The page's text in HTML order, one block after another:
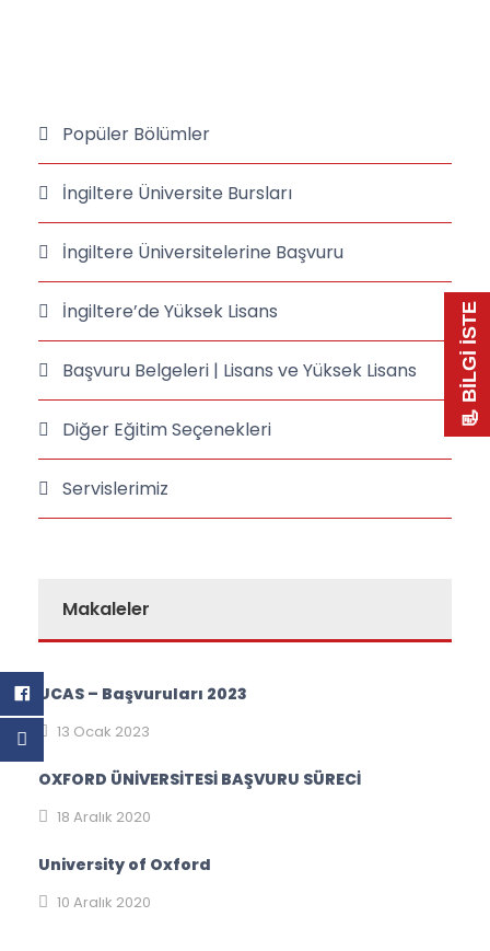
Popüler Bölümler
İngiltere Üniversite Bursları
İngiltere Üniversitelerine Başvuru
İngiltere’de Yüksek Lisans
Başvuru Belgeleri | Lisans ve Yüksek Lisans
Diğer Eğitim Seçenekleri
Servislerimiz
Makaleler
UCAS – Başvuruları 2023
13 Ocak 2023
OXFORD ÜNİVERSİTESİ BAŞVURU SÜRECİ
18 Aralık 2020
University of Oxford
10 Aralık 2020
📃 BİLGİ İSTE